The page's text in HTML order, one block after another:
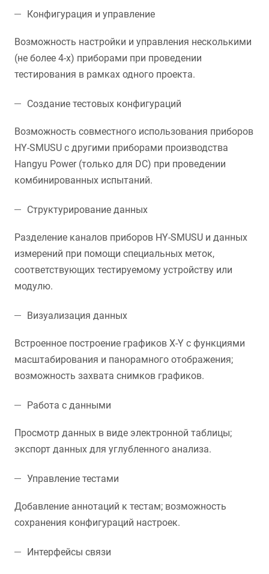
Конфигурация и управление
Возможность настройки и управления несколькими
(не более 4-х) приборами при проведении
тестирования в рамках одного проекта.
Создание тестовых конфигураций
Возможность совместного использования приборов
HY-SMUSU с другими приборами производства
Hangyu Power (только для DC) при проведении
комбинированных испытаний.
Структурирование данных
Разделение каналов приборов HY-SMUSU и данных
измерений при помощи специальных меток,
соответствующих тестируемому устройству или
модулю.
Визуализация данных
Встроенное построение графиков X-Y с функциями
масштабирования и панорамного отображения;
возможность захвата снимков графиков.
Работа с данными
Просмотр данных в виде электронной таблицы;
экспорт данных для углубленного анализа.
Управление тестами
Добавление аннотаций к тестам; возможность
сохранения конфигураций настроек.
Интерфейсы связи